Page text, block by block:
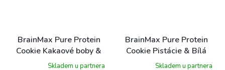
BrainMax Pure Protein
Cookie Kakaové boby &
Bílá čokoláda BIO, 60 g
Skladem u partnera
BrainMax Pure Protein
Cookie Pistácie & Bílá
čokoláda BIO, 60 g
Skladem u partnera